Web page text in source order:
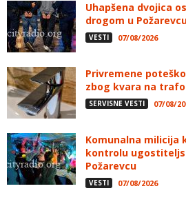
Uhapšena dvojica
drogom u
VESTI 07/08/2026
Privremene
zbog kvara na
SERVISNE VESTI 07/08/
Komunalna milicija
kontrolu
Požarevcu
VESTI 07/08/2026